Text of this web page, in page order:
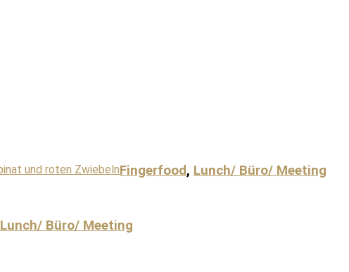
Fingerfood, Lunch/ Büro/ Meeting
Lunch/ Büro/ Meeting